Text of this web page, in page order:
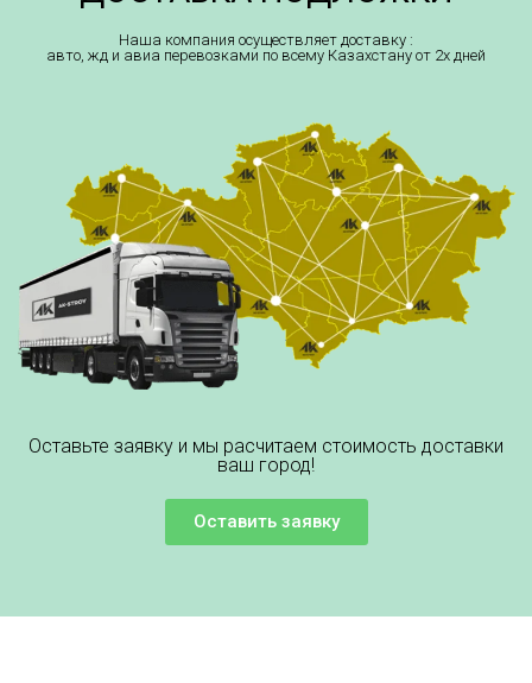
Наша компания осуществляет доставку :
авто, жд и авиа перевозками по всему Казахстану от 2х дней
Оставьте заявку и мы расчитаем стоимость доставки
ваш город!
Оставить заявку